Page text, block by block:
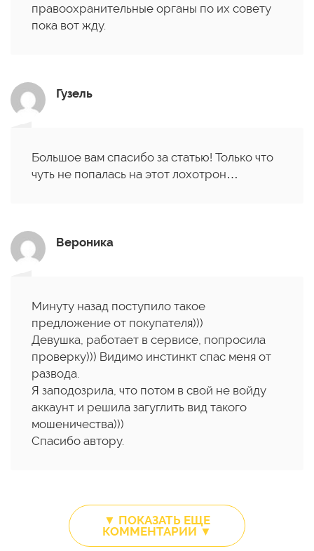
правоохранительные органы по их совету
пока вот жду.
Гузель
Большое вам спасибо за статью! Только что
чуть не попалась на этот лохотрон…
Вероника
Минуту назад поступило такое
предложение от покупателя)))
Девушка, работает в сервисе, попросила
проверку))) Видимо инстинкт спас меня от
развода.
Я заподозрила, что потом в свой не войду
аккаунт и решила загуглить вид такого
мошеничества)))
Спасибо автору.
▼ ПОКАЗАТЬ ЕЩЕ
КОММЕНТАРИИ ▼